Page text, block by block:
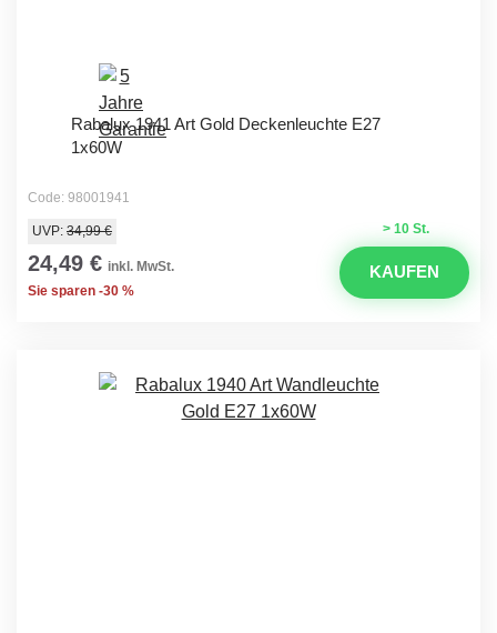
Rabalux 1941 Art Gold Deckenleuchte E27
1x60W
Code: 98001941
> 10 St.
UVP: 34,99 €
24,49 € inkl. MwSt.
Sie sparen -30 %
KAUFEN